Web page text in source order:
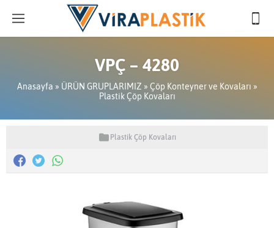
VPÇ – 4280
Anasayfa » ÜRÜN GRUPLARIMIZ » Çöp Konteyner ve Kovaları »
Plastik Çöp Kovaları
Plastik Çöp Kovaları